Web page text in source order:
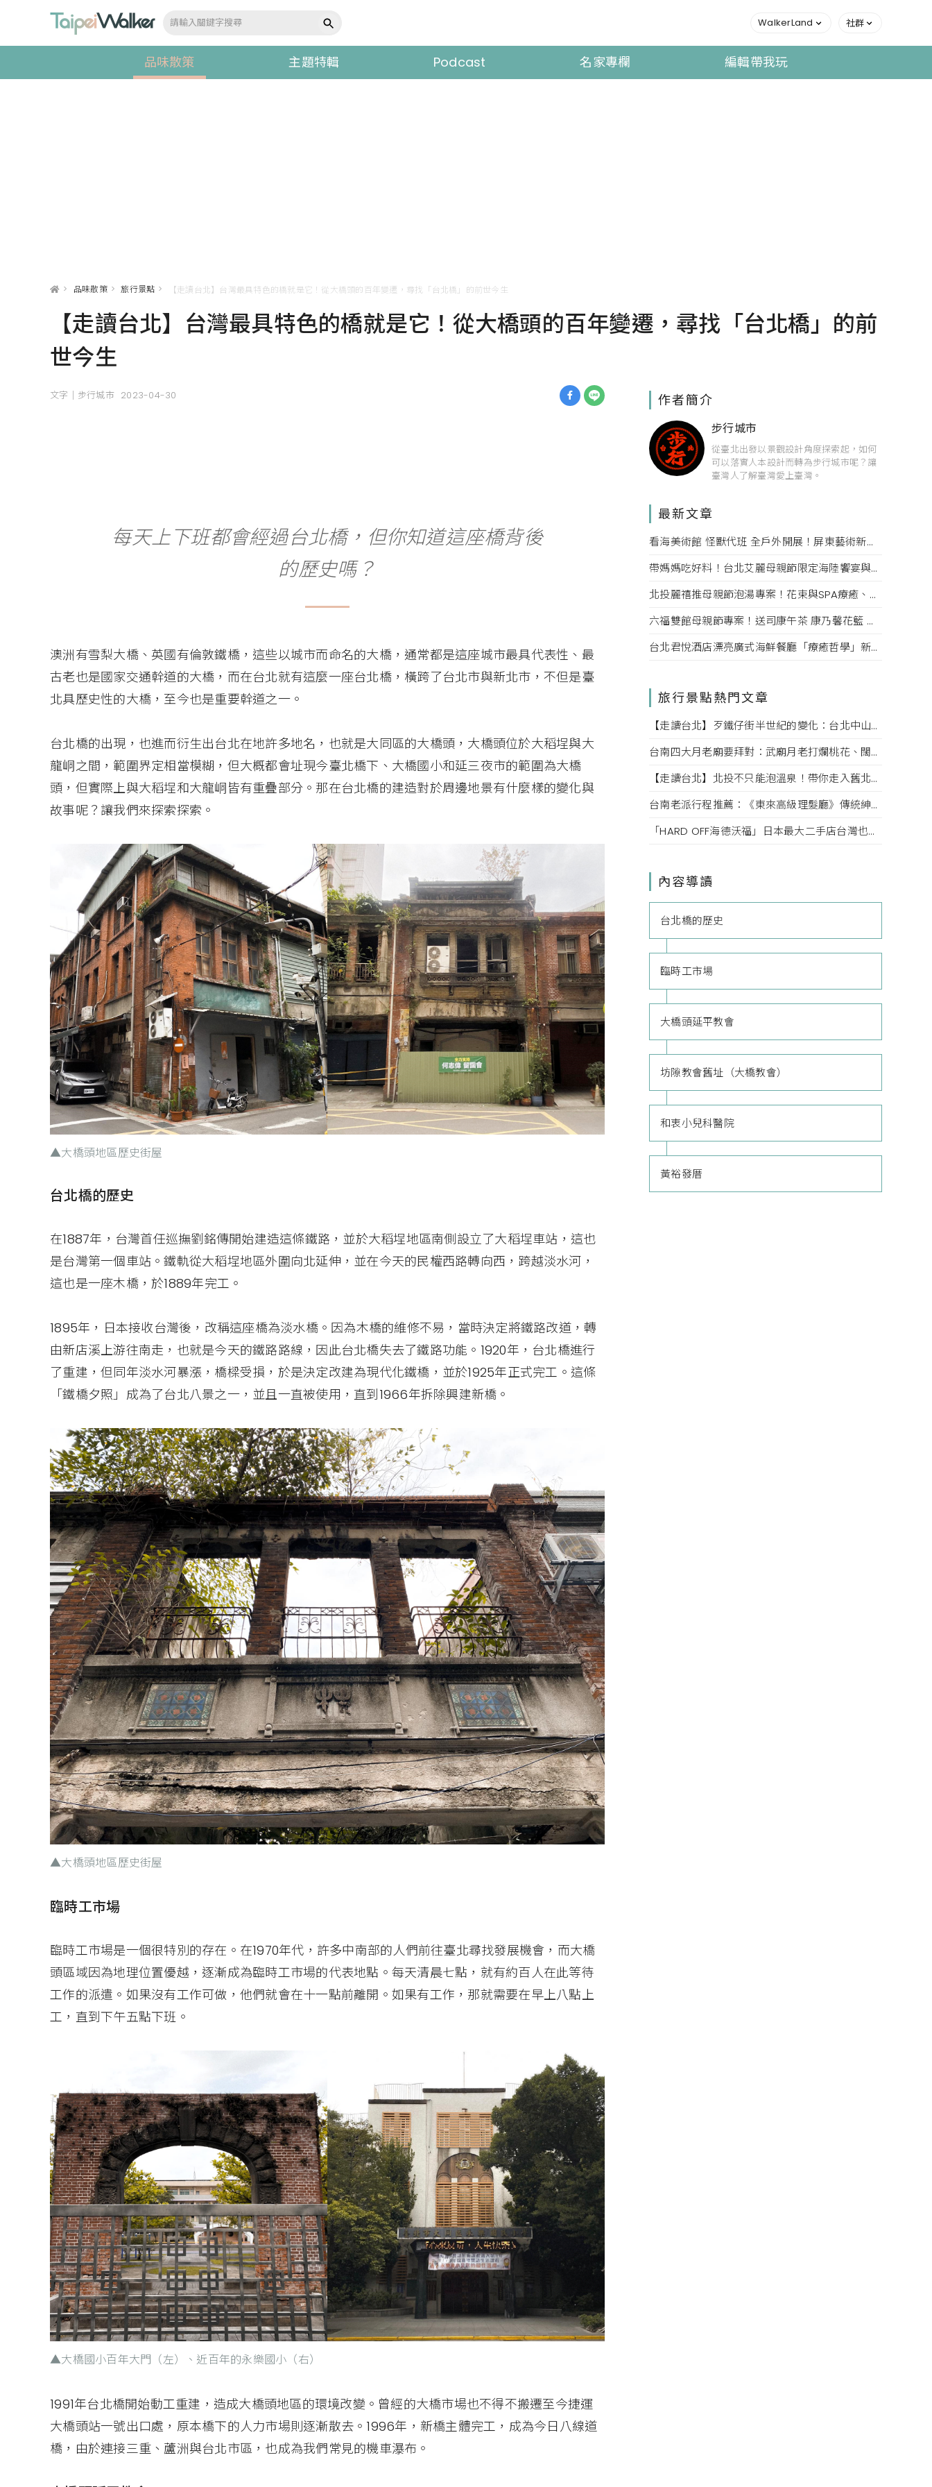
WalkerLand 社群
品味散策 主題特輯 Podcast 名家專欄 編輯帶我玩
> 品味散策 > 旅行景點 > 【走讀台北】台灣最具特色的橋就是它！從大橋頭的百年變遷，尋找「台北橋」的前世今生
【走讀台北】台灣最具特色的橋就是它！從大橋頭的百年變遷，尋找「台北橋」的前
世今生
文字｜步行城市 2023-04-30
每天上下班都會經過台北橋，但你知道這座橋背後
的歷史嗎？
澳洲有雪梨大橋、英國有倫敦鐵橋，這些以城市而命名的大橋，通常都是這座城市最具代表性、最
古老也是國家交通幹道的大橋，而在台北就有這麼一座台北橋，橫跨了台北市與新北市，不但是臺
北具歷史性的大橋，至今也是重要幹道之一。
台北橋的出現，也進而衍生出台北在地許多地名，也就是大同區的大橋頭，大橋頭位於大稻埕與大
龍峒之間，範圍界定相當模糊，但大概都會址現今臺北橋下、大橋國小和延三夜市的範圍為大橋
頭，但實際上與大稻埕和大龍峒皆有重疊部分。那在台北橋的建造對於周邊地景有什麼樣的變化與
故事呢？讓我們來探索探索。
▲大橋頭地區歷史街屋
台北橋的歷史
在1887年，台灣首任巡撫劉銘傳開始建造這條鐵路，並於大稻埕地區南側設立了大稻埕車站，這也
是台灣第一個車站。鐵軌從大稻埕地區外圍向北延伸，並在今天的民權西路轉向西，跨越淡水河，
這也是一座木橋，於1889年完工。
1895年，日本接收台灣後，改稱這座橋為淡水橋。因為木橋的維修不易，當時決定將鐵路改道，轉
由新店溪上游往南走，也就是今天的鐵路路線，因此台北橋失去了鐵路功能。1920年，台北橋進行
了重建，但同年淡水河暴漲，橋樑受損，於是決定改建為現代化鐵橋，並於1925年正式完工。這條
「鐵橋夕照」成為了台北八景之一，並且一直被使用，直到1966年拆除興建新橋。
▲大橋頭地區歷史街屋
臨時工市場
臨時工市場是一個很特別的存在。在1970年代，許多中南部的人們前往臺北尋找發展機會，而大橋
頭區域因為地理位置優越，逐漸成為臨時工市場的代表地點。每天清晨七點，就有約百人在此等待
工作的派遣。如果沒有工作可做，他們就會在十一點前離開。如果有工作，那就需要在早上八點上
工，直到下午五點下班。
▲大橋國小百年大門（左）、近百年的永樂國小（右）
1991年台北橋開始動工重建，造成大橋頭地區的環境改變。曾經的大橋市場也不得不搬遷至今捷運
大橋頭站一號出口處，原本橋下的人力市場則逐漸散去。1996年，新橋主體完工，成為今日八線道
橋，由於連接三重、蘆洲與台北市區，也成為我們常見的機車瀑布。
作者簡介
步行城市
從臺北出發以景觀設計角度探索起，如何
可以落實人本設計而轉為步行城市呢？讓
臺灣人了解臺灣愛上臺灣。
最新文章
看海美術館 怪獸代班 全戶外開展！屏東藝術新亮點 網美必拍。
帶媽媽吃好料！台北艾麗母親節限定海陸饗宴與住房專案一次收藏。
北投麗禧推母親節泡湯專案！花束與SPA療癒、甜點同步登場
六福雙館母親節專案！送司康午茶 康乃馨花籃 演唱會票，高鐵78折限量。
台北君悅酒店漂亮廣式海鮮餐廳「療癒哲學」新菜單！每一口都成為心靈的享受。
旅行景點熱門文章
【走讀台北】歹鐵仔街半世紀的變化：台北中山赤峰街上文創小店內的故事
台南四大月老廟要拜對：武廟月老打爛桃花、闊嘴月老說媒牽姻緣，愛情也該對症下藥
【走讀台北】北投不只能泡溫泉！帶你走入舊北投的老街巷弄，探索老台北的迷人風情
台南老派行程推薦：《東來高級理髮廳》傳統紳士小姐的高級坐洗體驗、掏耳、按摩一次滿足！
「HARD OFF海德沃福」日本最大二手店台灣也逛得到，3C、名牌、古著逛不完，快點來挖寶吧！
內容導讀
台北橋的歷史
臨時工市場
大橋頭延平教會
坊隙教會舊址（大橋教會）
和衷小兒科醫院
黃裕發厝